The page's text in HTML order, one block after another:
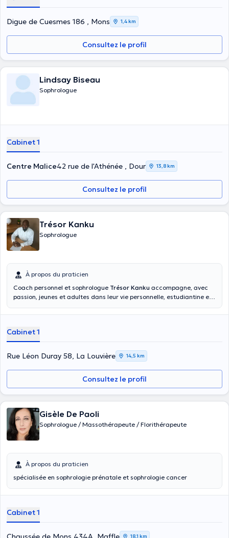
Digue de Cuesmes 186 , Mons 1,4 km
Consultez le profil
Lindsay Biseau
Sophrologue
Cabinet 1
Centre Malice42 rue de l'Athénée , Dour 13,8 km
Consultez le profil
Trésor Kanku
Sophrologue
À propos du praticien
Coach personnel et sophrologue Trésor Kanku accompagne, avec
passion, jeunes et adultes dans leur vie personnelle, estudiantine et
stressantes de vie, de manière à faire émerger les mécanismes en
problématiques de façon durable et écologique ce, grâce à la
Sophrologie et au coaching.
Cabinet 1
Rue Léon Duray 58, La Louvière 14,5 km
Consultez le profil
Gisèle De Paoli
Sophrologue / Massothérapeute / Florithérapeute
À propos du praticien
spécialisée en sophrologie prénatale et sophrologie cancer
Cabinet 1
18,1 km